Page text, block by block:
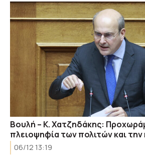
Βουλή – Κ. Χατζηδάκης:
πλειοψηφία των πολιτών και την
06/12 13:19